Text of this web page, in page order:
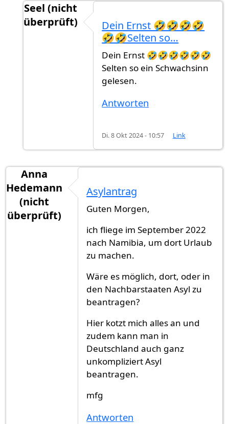
Seel (nicht
überprüft)
Asyl in einem afrikanischen oder
Dein Ernst 🤣🤣🤣🤣
🤣🤣Selten so…
Dein Ernst 🤣🤣🤣🤣🤣🤣
Selten so ein Schwachsinn
gelesen.
Antworten
Di. 8 Okt 2024 - 10:57 Link
Anna
Hedemann
(nicht
überprüft)
Asylantrag
Guten Morgen,
ich fliege im September 2022
nach Namibia, um dort Urlaub
zu machen.
Wäre es möglich, dort, oder in
den Nachbarstaaten Asyl zu
beantragen?
Hier kotzt mich alles an und
zudem kann man in
Deutschland auch ganz
unkompliziert Asyl
beantragen.
mfg
Antworten